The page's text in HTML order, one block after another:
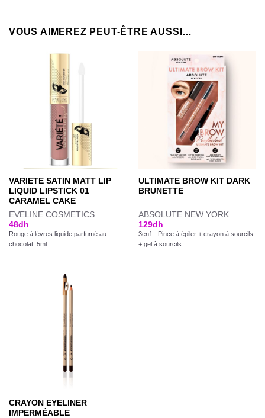
VOUS AIMEREZ PEUT-ÊTRE AUSSI…
VARIETE SATIN MATT LIP
LIQUID LIPSTICK 01
CARAMEL CAKE
EVELINE COSMETICS
48dh
Rouge à lèvres liquide parfumé au
chocolat. 5ml
ULTIMATE BROW KIT DARK
BRUNETTE
ABSOLUTE NEW YORK
129dh
3en1 : Pince à épiler + crayon à sourcils
+ gel à sourcils
CRAYON EYELINER
IMPERMÉABLE